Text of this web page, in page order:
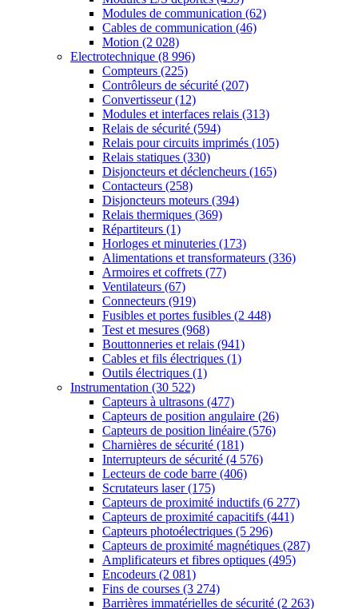
Modules de communication (62)
Cables de communication (46)
Motion (2 028)
Electrotechnique (8 996)
Compteurs (225)
Contrôleurs de sécurité (207)
Convertisseur(12)
Modules et interfaces relais (313)
Relais de sécurité (594)
Relais pour circuits imprimés (105)
Relais statiques (330)
Disjoncteurs et déclencheurs (165)
Contacteurs (258)
Disjoncteurs moteurs (394)
Relais thermiques (369)
Répartiteurs (1)
Horloges et minuteries (173)
Alimentations et transformateurs (336)
Armoires et coffrets (77)
Ventilateurs (67)
Connecteurs (919)
Fusibles et portes fusibles (2 448)
Test et mesures (968)
Bouttonneries et relais (941)
Cables et fils électriques (1)
Outils électriques (1)
Instrumentation (30 522)
Capteurs à ultrasons (477)
Capteurs de position angulaire (26)
Capteurs de position linéaire (576)
Charnières de sécurité (181)
Interrupteurs de sécurité (4 576)
Lecteurs de code barre (406)
Scrutateurs laser(175)
Capteurs de proximité inductifs (6 277)
Capteurs de proximité capacitifs (441)
Capteurs photoélectriques (5 296)
Capteurs de proximité magnétiques (287)
Amplificateurs et fibres optiques (495)
Encodeurs (2 081)
Fins de courses (3 274)
Barrières immatérielles de sécurité (2 263)